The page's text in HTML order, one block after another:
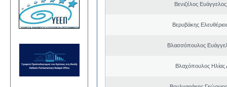
Βενιζέλος
Βερυβάκης
Βλασσόπουλος
Βλαχόπουλος Ηλίας